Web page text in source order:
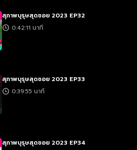
สุภาพบุรุษสุดซอย 2023 EP32
0:42:11 นาที
สุภาพบุรุษสุดซอย 2023 EP33
0:39:55 นาที
สุภาพบุรุษสุดซอย 2023 EP34